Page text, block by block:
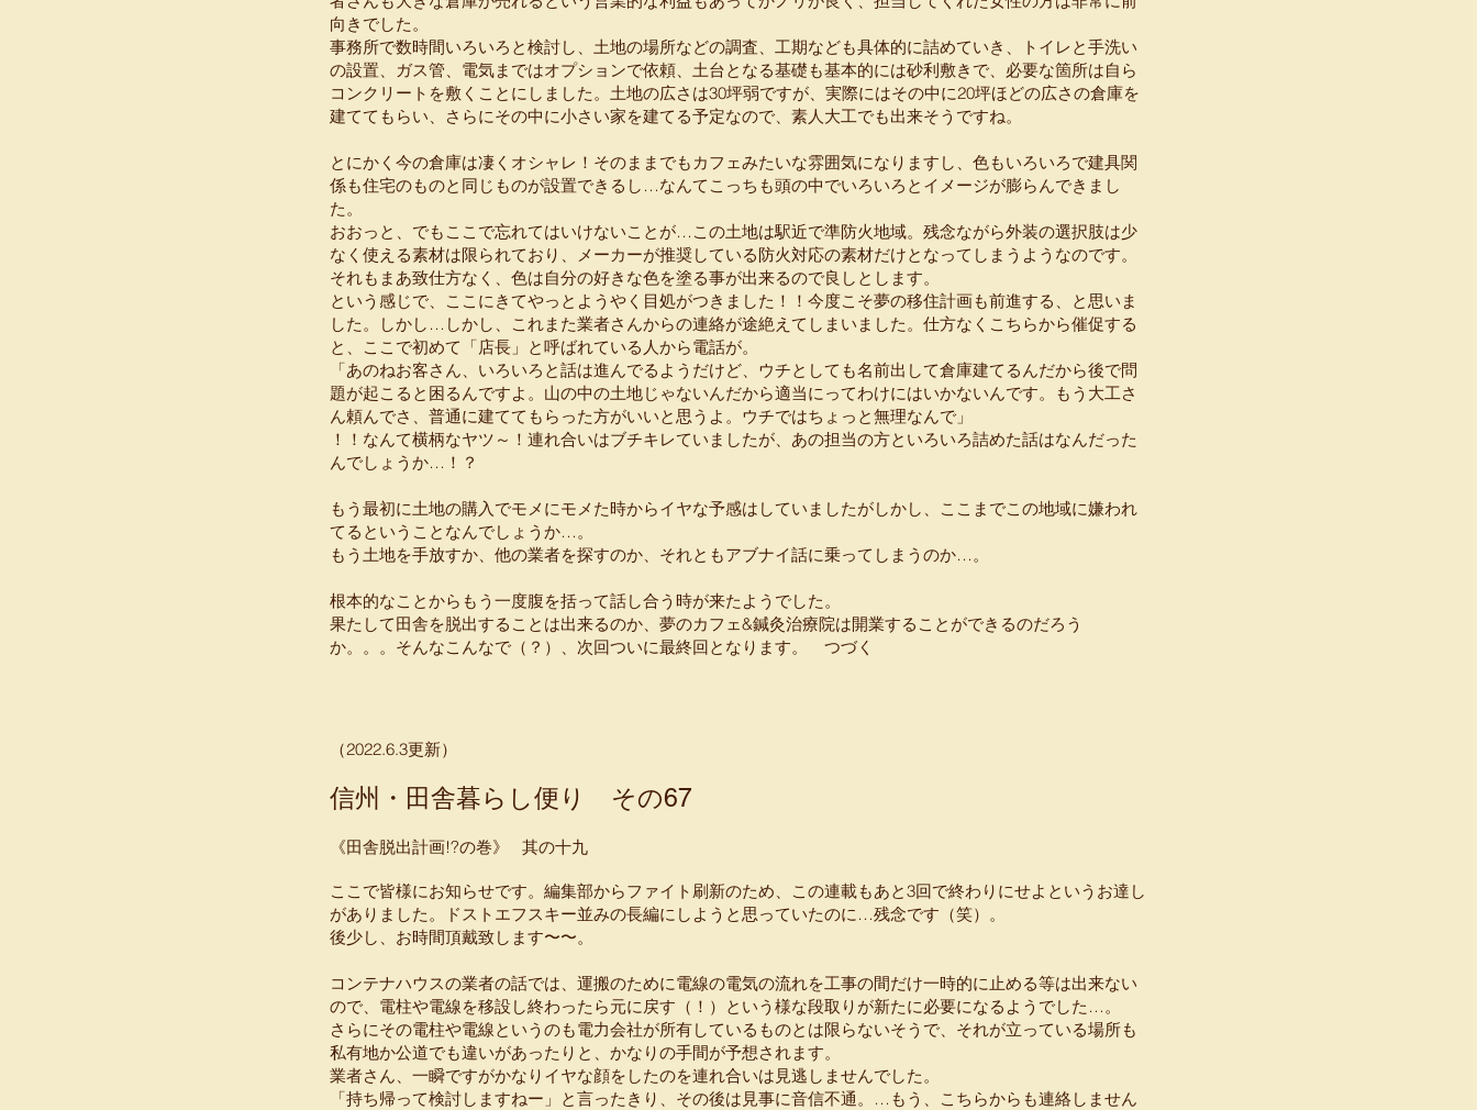
向きでした。
事務所で数時間いろいろと検討し、土地の場所などの調査、工期なども具体的に詰めていき、トイレと手洗い
の設置、ガス管、電気まではオプションで依頼、土台となる基礎も基本的には砂利敷きで、必要な箇所は自ら
コンクリートを敷くことにしました。土地の広さは30坪弱ですが、実際にはその中に20坪ほどの広さの倉庫を
建ててもらい、さらにその中に小さい家を建てる予定なので、素人大工でも出来そうですね。
とにかく今の倉庫は凄くオシャレ！そのままでもカフェみたいな雰囲気になりますし、色もいろいろで建具関
係も住宅のものと同じものが設置できるし…なんてこっちも頭の中でいろいろとイメージが膨らんできまし
た。
おおっと、でもここで忘れてはいけないことが…この土地は駅近で準防火地域。残念ながら外装の選択肢は少
なく使える素材は限られており、メーカーが推奨している防火対応の素材だけとなってしまうようなのです。
それもまあ致仕方なく、色は自分の好きな色を塗る事が出来るので良しとします。
という感じで、ここにきてやっとようやく目処がつきました！！今度こそ夢の移住計画も前進する、と思いま
した。しかし…しかし、これまた業者さんからの連絡が途絶えてしまいました。仕方なくこちらから催促する
と、ここで初めて「店長」と呼ばれている人から電話が。
「あのねお客さん、いろいろと話は進んでるようだけど、ウチとしても名前出して倉庫建てるんだから後で問
題が起こると困るんですよ。山の中の土地じゃないんだから適当にってわけにはいかないんです。もう大工さ
ん頼んでさ、普通に建ててもらった方がいいと思うよ。ウチではちょっと無理なんで」
！！なんて横柄なヤツ～！連れ合いはブチキレていましたが、あの担当の方といろいろ詰めた話はなんだった
んでしょうか…！？
もう最初に土地の購入でモメにモメた時からイヤな予感はしていましたがしかし、ここまでこの地域に嫌われ
てるということなんでしょうか…。
もう土地を手放すか、他の業者を探すのか、それともアブナイ話に乗ってしまうのか…。
根本的なことからもう一度腹を括って話し合う時が来たようでした。
果たして田舎を脱出することは出来るのか、夢のカフェ&鍼灸治療院は開業することができるのだろう
か。。。そんなこんなで（？）、次回ついに最終回となります。 つづく
​（2022.6.3更新）
信州・田舎暮らし便り その67
《田舎脱出計画!?の巻》 其の十九
ここで皆様にお知らせです。編集部からファイト刷新のため、この連載もあと3回で終わりにせよというお達し
がありました。ドストエフスキー並みの長編にしようと思っていたのに…残念です（笑）。
後少し、お時間頂戴致します〜〜。
コンテナハウスの業者の話では、運搬のために電線の電気の流れを工事の間だけ一時的に止める等は出来ない
ので、電柱や電線を移設し終わったら元に戻す（！）という様な段取りが新たに必要になるようでした…。
さらにその電柱や電線というのも電力会社が所有しているものとは限らないそうで、それが立っている場所も
私有地か公道でも違いがあったりと、かなりの手間が予想されます。
業者さん、一瞬ですがかなりイヤな顔をしたのを連れ合いは見逃しませんでした。
「持ち帰って検討しますねー」と言ったきり、その後は見事に音信不通。…もう、こちらからも連絡しません